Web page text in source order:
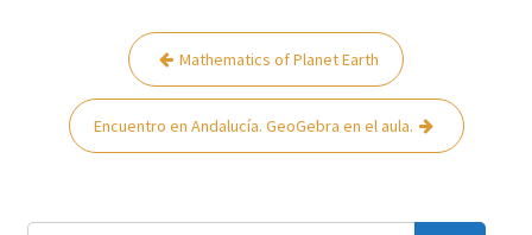
Navegación
entradas
Mathematics of Planet Earth
Encuentro en Andalucía. GeoGebra en el aula.